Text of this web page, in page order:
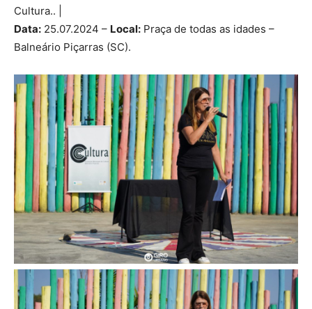
Cultura.. |
Data: 25.07.2024 – Local: Praça de todas as idades –
Balneário Piçarras (SC).